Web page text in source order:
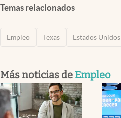
Temas relacionados
Empleo Texas Estados Unidos
Más noticias de Empleo